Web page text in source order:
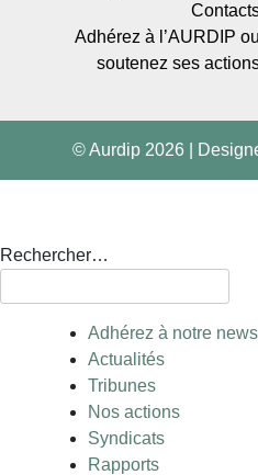
Adhérez à l’AURDIP ou
soutenez ses
© Aurdip 2026
Rechercher…
Adhérez à notre
Actualités
Tribunes
Nos actions
Syndicats
Rapports